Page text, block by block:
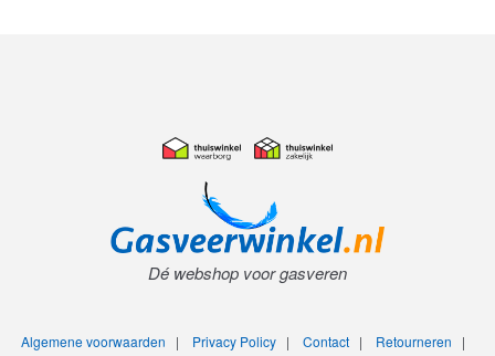
Dé webshop voor gasveren
Algemene voorwaarden | Privacy Policy| Contact| Retourneren |